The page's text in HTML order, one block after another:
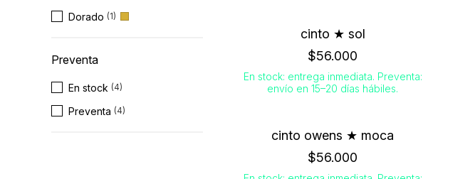
Dorado (1)
Preventa
En stock (4)
Preventa (4)
cinto ★ sol
$56.000
En stock: entrega inmediata. Preventa:
envío en 15–20 días hábiles.
cinto owens ★ moca
$56.000